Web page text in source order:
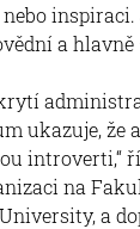
inspiraci.
a
ukazuje, že
introverti,“
na
a